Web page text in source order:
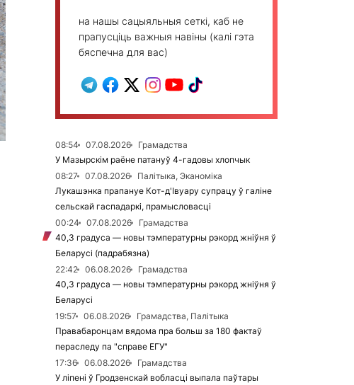
на нашы сацыяльныя сеткі, каб не
прапусціць важныя навіны (калі гэта
бяспечна для вас)
08:54 07.08.2026
Грамадства
У Мазырскім раёне патануў 4-гадовы хлопчык
08:27
07.08.2026
Палітыка, Эканоміка
Лукашэнка прапануе Кот-д'Івуару супрацу ў галіне
сельскай гаспадаркі, прамысловасці
00:24
07.08.2026
Грамадства
40,3 градуса — новы тэмпературны рэкорд жніўня ў
Беларусі (падрабязна)
22:42
06.08.2026
Грамадства
40,3 градуса — новы тэмпературны рэкорд жніўня ў
Беларусі
19:57
06.08.2026
Грамадства, Палітыка
Правабаронцам вядома пра больш за 180 фактаў
пераследу па "справе ЕГУ"
17:36
06.08.2026
Грамадства
У ліпені ў Гродзенскай вобласці выпала паўтары